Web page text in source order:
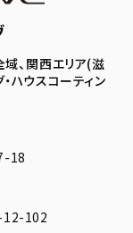
、関西エリア(滋
ハウスコーティン
18
12-102